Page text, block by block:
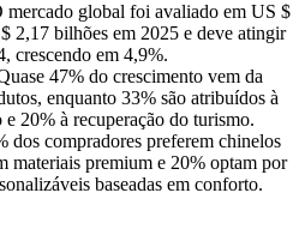
mercado global foi avaliado em US $
2,17 bilhões em 2025 e deve atingir
crescendo em 4,9%.
47% do crescimento vem da
enquanto 33% são atribuídos à
20% à recuperação do turismo.
dos compradores preferem chinelos
materiais premium e 20% optam por
​​baseadas em conforto.